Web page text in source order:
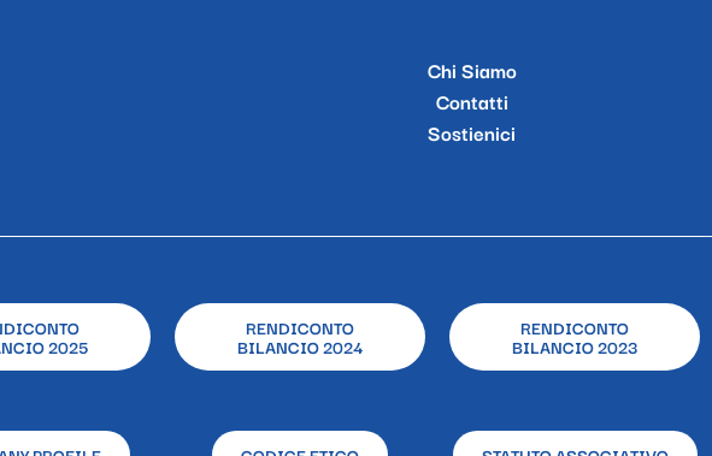
Chi Siamo
Contatti
Sostienici
2025
RENDICONTO
BILANCIO 2024
RENDICONTO
BILANCIO 2023